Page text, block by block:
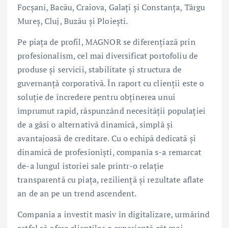
Focşani, Bacău, Craiova, Galaţi şi Constanţa, Târgu
Mureş, Cluj, Buzău și Ploieşti.
Pe piața de profil, MAGNOR se diferențiază prin
profesionalism, cel mai diversificat portofoliu de
produse și servicii, stabilitate și structura de
guvernanță corporativă. În raport cu clienții este o
soluţie de încredere pentru obţinerea unui
împrumut rapid, răspunzând necesității populației
de a găsi o alternativă dinamică, simplă și
avantajoasă de creditare. Cu o echipă dedicată și
dinamică de profesioniști, compania s-a remarcat
de-a lungul istoriei sale printr-o relație
transparentă cu piața, reziliență și rezultate aflate
an de an pe un trend ascendent.
Compania a investit masiv în digitalizare, urmărind